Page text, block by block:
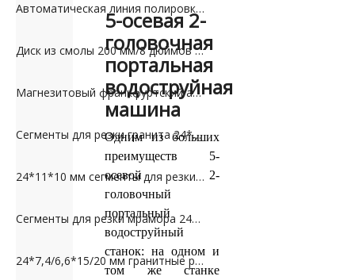
Автоматическая линия полировки машины
Диск из смолы 200 мм/8 дюймов для полировки гранита
Магнезитовый франкфуртский абразив для мрамора и травертина
Сегменты для резки гранита 24*12,5/11,5*20 мм для России
24*11*10 мм сегменты для резки мраморного известняка для рынка Ближнего Востока
Сегменты для резки мрамора 24*7,5*10 мм для Ирана
24*7,4/6,6*15/20 мм гранитные режущие сегменты для Пакистана
5-осевая 2-
головочная
портальная
водоструйная
машина
Одним из больших
преимуществ 5-
осевой 2-
головочный
портальный
водоструйный
станок: на одном и
том же станке